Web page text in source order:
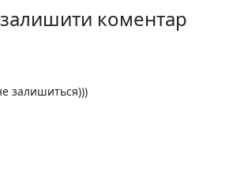
залишити коментар
залишиться)))